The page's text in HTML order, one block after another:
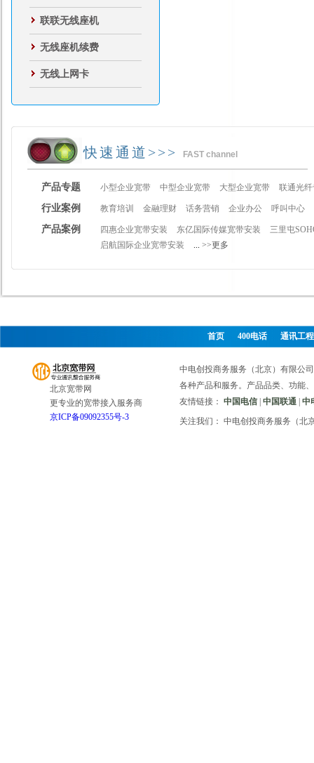
联联无线座机
无线座机续费
无线上网卡
快速通道>>> FAST channel
产品专题 小型企业宽带 中型企业宽带 大型企业宽带 联通光
行业案例 教育培训 金融理财 话务营销 企业办公 呼叫中心
产品案例 四惠企业宽带安装 东亿国际传媒宽带安装
三里屯
启航国际企业宽带安装
... >>更多
首页 400电话 通讯工程
北京宽带网
更专业的宽带接入服务商
京ICP备09092355号-3
中电创投商务服务（北京）有限公
各种产品和服务。产品品类、功能
友情链接： 中国电信 中国联通 中
关注我们： 中电创投商务服务（北